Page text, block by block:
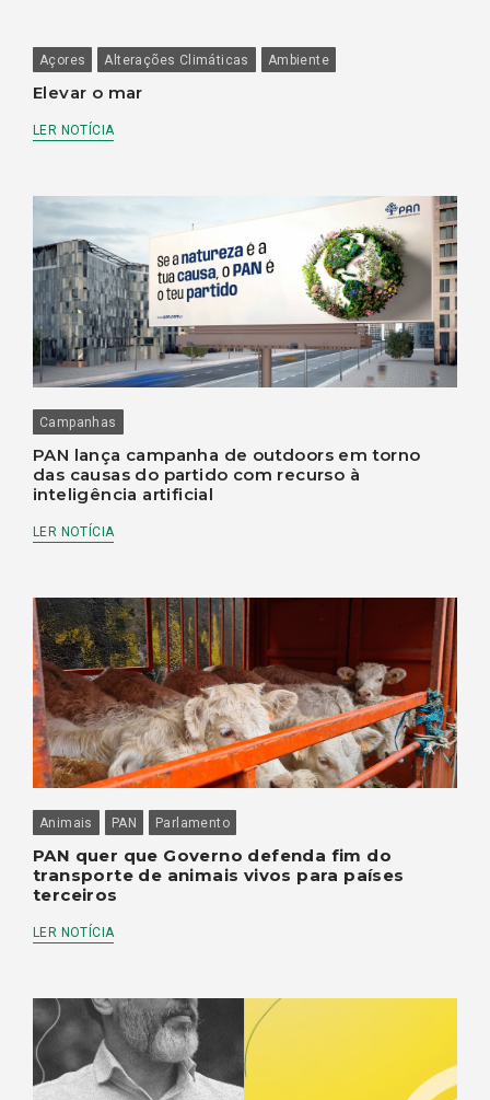
Açores Alterações Climáticas Ambiente
Elevar o mar
LER NOTÍCIA
Campanhas
PAN lança campanha de outdoors em torno
das causas do partido com recurso à
inteligência artificial
LER NOTÍCIA
Animais PAN Parlamento
PAN quer que Governo defenda fim do
transporte de animais vivos para países
terceiros
LER NOTÍCIA